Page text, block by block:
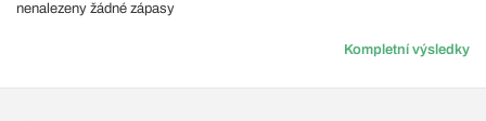
nenalezeny žádné zápasy
Kompletní výsledky